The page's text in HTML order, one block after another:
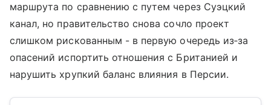
маршрута по сравнению с путем через Суэцкий
канал, но правительство снова сочло проект
слишком рискованным - в первую очередь из‑за
опасений испортить отношения с Британией и
нарушить хрупкий баланс влияния в Персии.